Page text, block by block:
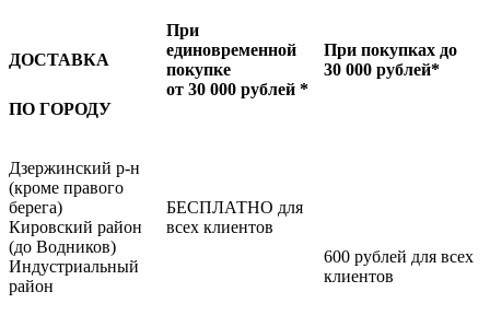
ДОСТАВКА
При
единовременной
покупке
от 30 000 рублей *
При покупках до
30 000 рублей*
ПО ГОРОДУ
Дзержинский р-н
(кроме правого
берега)
Кировский район
(до Водников)
Индустриальный
район
БЕСПЛАТНО для
всех клиентов
600 рублей для всех
клиентов